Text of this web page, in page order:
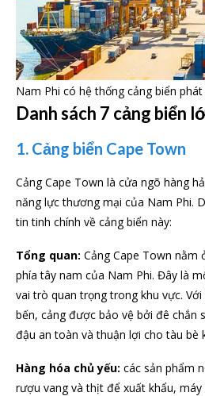
Nam Phi có hệ thống cảng biển
Danh sách 7 cảng biển
1. Cảng biển Cape Town
Cảng Cape Town là cửa ngõ hàng
năng lực thương mại của Nam Phi.
tin tinh chính về cảng biển này:
Tổng quan: Cảng Cape Town nằm
phía tây nam của Nam Phi. Đây là
vai trò quan trọng trong khu vực.
bến, cảng được bảo vệ bởi đê chắn
đậu an toàn và thuận lợi cho tàu bè
Hàng hóa chủ yếu: các sản phẩm
rượu vang và thịt để xuất khẩu,